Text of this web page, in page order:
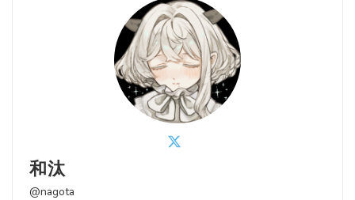
和汰
@nagota